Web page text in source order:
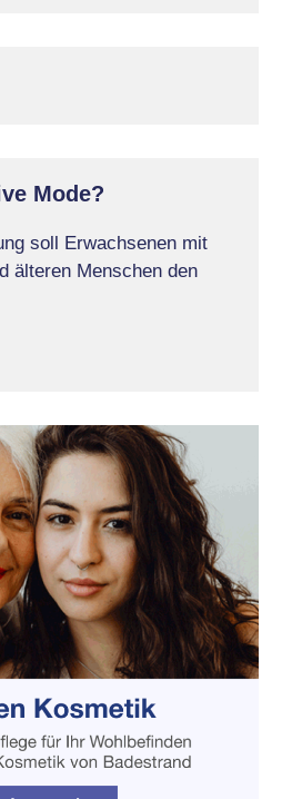
Mode?
soll Erwachsenen mit
älteren Menschen den